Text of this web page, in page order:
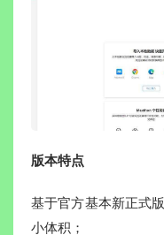
版本特点
基于官方基本新正式
小体积；